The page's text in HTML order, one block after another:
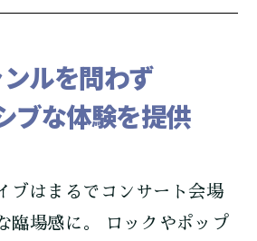
ルを問わず
ブな体験を提供
ブはまるでコンサート会場
臨場感に。 ロックやポップ